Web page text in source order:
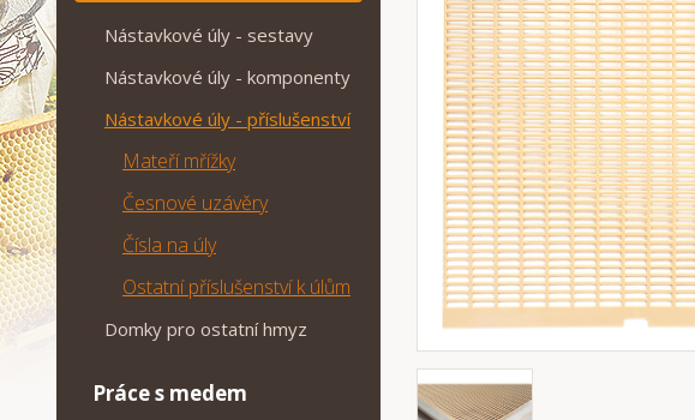
Nástavkové úly - sestavy
Nástavkové úly - komponenty
Nástavkové úly - příslušenství
Mateří mřížky
Česnové uzávěry
Čísla na úly
Ostatní příslušenství k úlům
Domky pro ostatní hmyz
Práce s medem